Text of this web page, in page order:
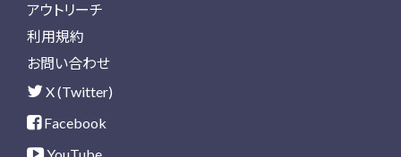
アウトリーチ
利用規約
お問い合わせ
X (Twitter)
Facebook